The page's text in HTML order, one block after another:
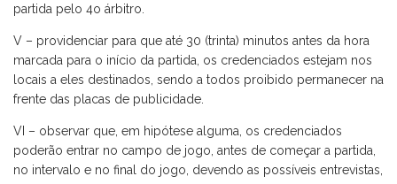
partida pelo 4o árbitro.
V – providenciar para que até 30 (trinta) minutos antes da hora
marcada para o início da partida, os credenciados estejam nos
locais a eles destinados, sendo a todos proibido permanecer na
frente das placas de publicidade.
VI – observar que, em hipótese alguma, os credenciados
poderão entrar no campo de jogo, antes de começar a partida,
no intervalo e no final do jogo, devendo as possíveis entrevistas,